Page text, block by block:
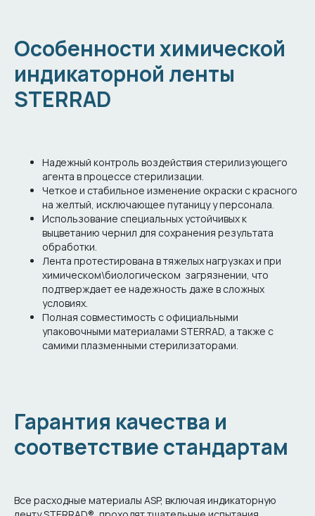
Особенности химической
индикаторной ленты
STERRAD
Надежный контроль воздействия стерилизующего
агента в процессе стерилизации.
Четкое и стабильное изменение окраски с красного
на желтый, исключающее путаницу у персонала.
Использование специальных устойчивых к
выцветанию чернил для сохранения результата
обработки.
Лента протестирована в тяжелых нагрузках и при
химическом\биологическом загрязнении, что
подтверждает ее надежность даже в сложных
условиях.
Полная совместимость с официальными
упаковочными материалами STERRAD, а также с
самими плазменными стерилизаторами.
Гарантия качества и
соответствие стандартам
Все расходные материалы ASP, включая индикаторную